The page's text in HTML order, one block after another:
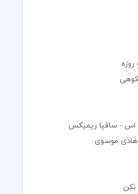
- ساقیا ریمیکس
هادی موسوی
نکن